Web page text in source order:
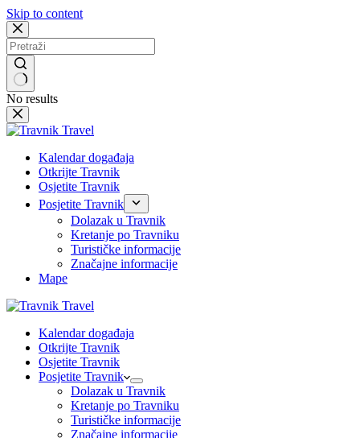
Skip to content
No results
Kalendar događaja
Otkrijte Travnik
Osjetite Travnik
Posjetite Travnik
Dolazak u Travnik
Kretanje po Travniku
Turističke informacije
Značajne informacije
Mape
Kalendar događaja
Otkrijte Travnik
Osjetite Travnik
Posjetite Travnik
Dolazak u Travnik
Kretanje po Travniku
Turističke informacije
Značajne informacije